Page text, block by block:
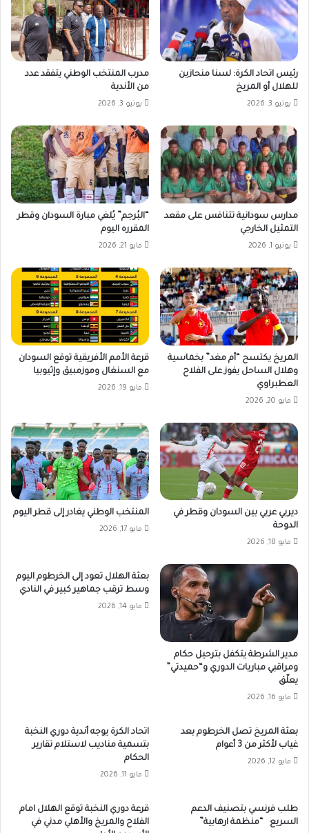
رئيس اتحاد الكرة: لسنا منحازين
للهلال أو المريخ
يونيو 3, 2026
مدرب المنتخب الوطني يتفقد عدد
من الأندية
يونيو 3, 2026
مدارس سودانية تتنافس على مقعد
التمثيل الخارجي
يونيو 1, 2026
“البُرجم” يُلغي مبارة السودان وقطر
المقرره اليوم
مايو 21, 2026
المريخ يكتسح “أم مغد” بخماسية
وهلال الساحل يفوز على الفلاح
العطبراوي
مايو 20, 2026
قرعة الأمم الأفريقية توقع السودان
مع السنغال وموزمبيق وإثيوبيا
مايو 19, 2026
ديربي عربي بين السودان وقطر في
الدوحة
مايو 18, 2026
المنتخب الوطني يغادر إلى قطر اليوم
مايو 17, 2026
مدير الشرطة يتكفل بترحيل حكام
ومراقبي مباريات الدوري و“حميدتي”
يعلّق
مايو 16, 2026
بعثة الهلال تعود إلى الخرطوم اليوم
وسط ترقب جماهير كبير في النادي
مايو 14, 2026
بعثة المريخ تصل الخرطوم بعد
غياب لأكثر من 3 أعوام
مايو 12, 2026
اتحاد الكرة يوجه أندية دوري النخبة
بتسمية مناديب لاستلام تقارير
الحكام
مايو 11, 2026
طلب فرنسي بتصنيف الدعم
السريع “منظمة ارهابية”
قرعة دوري النخبة توقع الهلال امام
الفلاح والمريخ والأهلي مدني في